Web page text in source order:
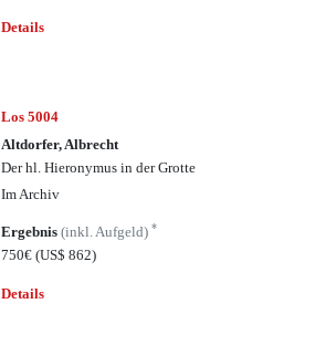
Details
Los 5004
Altdorfer, Albrecht
Der hl. Hieronymus in der Grotte
Im Archiv
Ergebnis(inkl. Aufgeld)*
750€(US$ 862)
Details